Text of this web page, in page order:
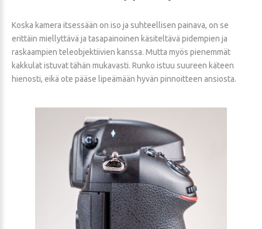
Koska kamera itsessään on iso ja suhteellisen painava, on se
erittäin miellyttävä ja tasapainoinen käsiteltävä pidempien ja
raskaampien teleobjektiivien kanssa. Mutta myös pienemmät
kakkulat istuvat tähän mukavasti. Runko istuu suureen käteen
hienosti, eikä ote pääse lipeämään hyvän pinnoitteen ansiosta.